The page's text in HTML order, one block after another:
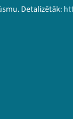
Detalizētāk: